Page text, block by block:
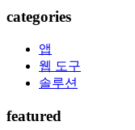
categories
앱
웹 도구
솔루션
featured